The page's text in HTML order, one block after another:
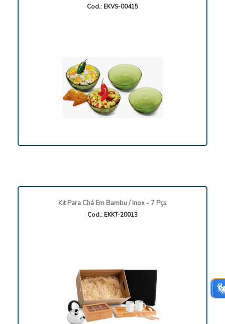
Cod.: EKVS-00415
Kit Para Chá Em Bambu / Inox - 7 Pçs
Cod.: EKKT-20013